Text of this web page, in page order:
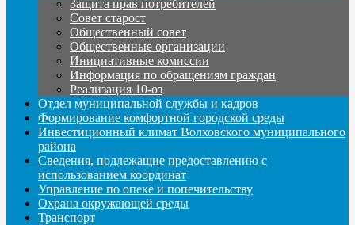
Защита прав потребителей
Совет старост
Общественный совет
Общественные организации
Инициативные комиссии
Информация по обращениям граждан
Реализация 10-оз
Отдел муниципальной службы и кадров
Формирование комфортной городской среды
Инвестиционный климат Волховского муниципального
района
Сведения, подлежащие предоставлению с
использованием координат
Управление по опеке и попечительству
Охрана окружающей среды
Транспорт